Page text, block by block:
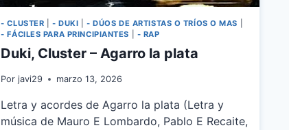
- CLUSTER |- DUKI |- DÚOS DE ARTISTAS O TRÍOS O MAS
- FÁCILES PARA PRINCIPIANTES
- RAP
Duki, Cluster – Agarro la plata
Por javi29 marzo 13, 2026
Letra y acordes de Agarro la plata (Letra y
música de Mauro E Lombardo, Pablo E Recaite,